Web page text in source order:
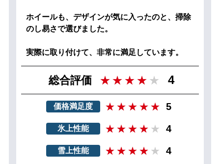
ホイールも、デザインが気に入ったのと、掃除
のし易さで選びました。
実際に取り付けて、非常に満足しています。
総合評価 4
価格満足度 5
氷上性能 4
雪上性能 4